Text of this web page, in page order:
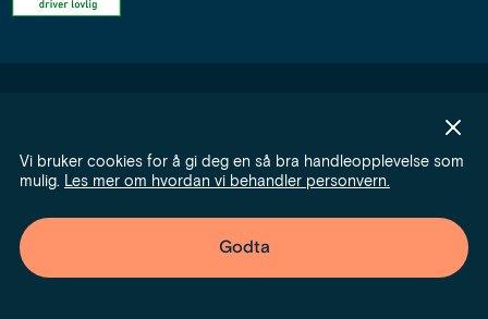
Vi bruker cookies for å gi deg en så bra handleopplevelse som
mulig. Les mer om hvordan vi behandler personvern.
Godta